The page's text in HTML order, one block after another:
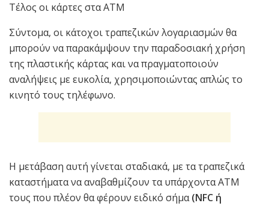
Τέλος οι κάρτες στα ΑΤΜ
Σύντομα, οι κάτοχοι τραπεζικών λογαριασμών θα
μπορούν να παρακάμψουν την παραδοσιακή χρήση
της πλαστικής κάρτας και να πραγματοποιούν
αναλήψεις με ευκολία, χρησιμοποιώντας απλώς το
κινητό τους τηλέφωνο.
Η μετάβαση αυτή γίνεται σταδιακά, με τα τραπεζικά
καταστήματα να αναβαθμίζουν τα υπάρχοντα ΑΤΜ
τους που πλέον θα φέρουν ειδικό σήμα(NFC ή